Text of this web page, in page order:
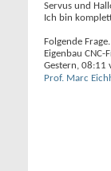
Servus und
Ich bin
Folgende Frage.
Eigenbau CNC-
Gestern, 08:11
Prof. Marc